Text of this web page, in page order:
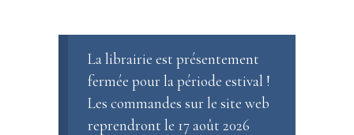
La librairie est présentement
fermée pour la période estival !
Les commandes sur le site web
reprendront le 17 août 2026